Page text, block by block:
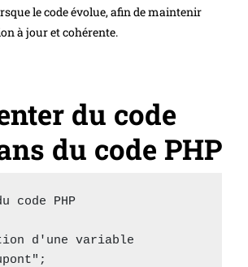
le code évolue, afin de maintenir
à jour et cohérente.
du code
du code PHP
code PHP
d'une variable